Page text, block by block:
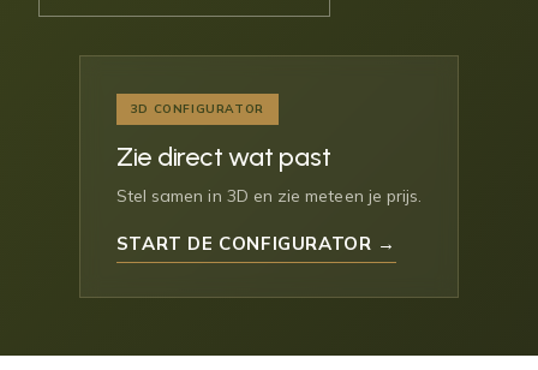
3D CONFIGURATOR
Zie direct wat past
Stel samen in 3D en zie meteen je prijs.
START DE CONFIGURATOR →